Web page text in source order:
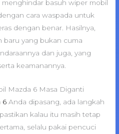
basuh wiper mobil
cara waspada untuk
dengan benar. Hasilnya,
baru yang bukan cuma
dan juga, yang
keamanannya.
Mazda 6 Masa Diganti
6 Anda dipasang, ada langkah
kalau itu masih tetap
selalu pakai pencuci